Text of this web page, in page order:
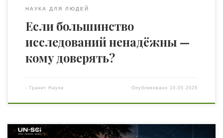
НАУКА ДЛЯ ЛЮДЕЙ
Если большинство
исследований ненадёжны —
кому доверять?
- Гранит Науки Опубликовано 10.05.2026